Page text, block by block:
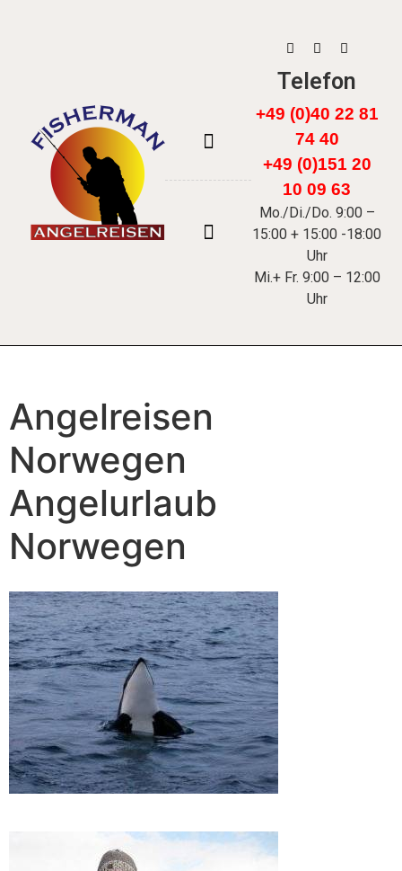
Telefon
+49 (0)40 22 81
74 40
+49 (0)151 20
10 09 63
Mo./Di./Do. 9:00 –
15:00 + 15:00 -18:00
Uhr
Mi.+ Fr. 9:00 – 12:00
Uhr
Angelreisen
Norwegen
Angelurlaub
Norwegen